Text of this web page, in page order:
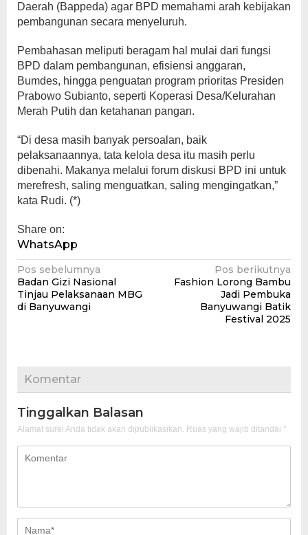
Daerah (Bappeda) agar BPD memahami arah kebijakan
pembangunan secara menyeluruh.
Pembahasan meliputi beragam hal mulai dari fungsi
BPD dalam pembangunan, efisiensi anggaran,
Bumdes, hingga penguatan program prioritas Presiden
Prabowo Subianto, seperti Koperasi Desa/Kelurahan
Merah Putih dan ketahanan pangan.
“Di desa masih banyak persoalan, baik
pelaksanaannya, tata kelola desa itu masih perlu
dibenahi. Makanya melalui forum diskusi BPD ini untuk
merefresh, saling menguatkan, saling mengingatkan,”
kata Rudi. (*)
Share on:
WhatsApp
Navigasi
pos
Pos sebelumnya
Badan Gizi Nasional
Tinjau Pelaksanaan MBG
di Banyuwangi
Pos berikutnya
Fashion Lorong Bambu
Jadi Pembuka
Banyuwangi Batik
Festival 2025
Komentar
Tinggalkan Balasan
Alamat surel Anda tidak akan dipublikasikan. Ruas yang wajib ditandai *